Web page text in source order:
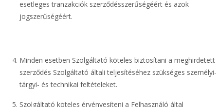
esetleges tranzakciók szerződésszerűségéért és azok
jogszerűségéért.
Minden esetben Szolgáltató köteles biztosítani a meghirdetett
szerződés Szolgáltató általi teljesítéséhez szükséges személyi-
tárgyi- és technikai feltételeket.
Szolgáltató köteles érvényesíteni a Felhasználó által